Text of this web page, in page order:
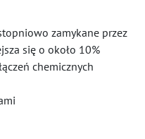
zamykane przez
się o około 10%
chemicznych